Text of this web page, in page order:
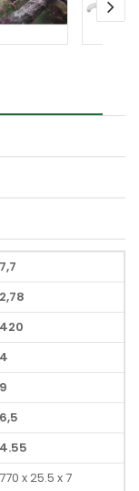
7,7
2,78
420
4
9
6,5
4.55
770 x 25.5 x 7